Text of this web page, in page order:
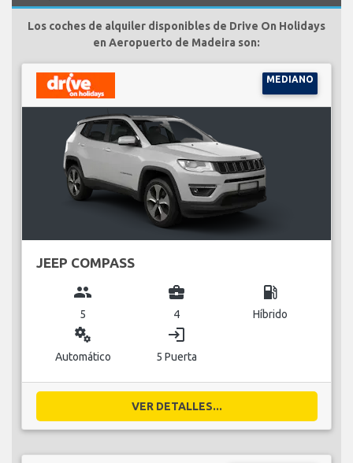
Los coches de alquiler disponibles de Drive On Holidays
en Aeropuerto de Madeira son:
MEDIANO
JEEP COMPASS
group
5
business_center
4
local_gas_station
Híbrido
miscellaneous_services
Automático
login
5 Puerta
VER DETALLES...